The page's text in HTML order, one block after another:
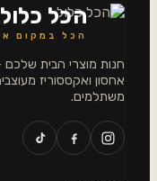
הכל כלול
הכל במקום
חנות מוצרי הבית
אחסון ואקססוריז
משתלמים.